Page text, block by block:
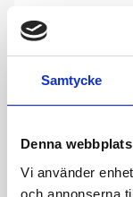
Samtycke
Denna
Vi använder
och annonserna